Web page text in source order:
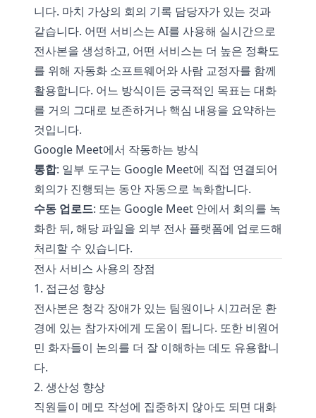
니다. 마치 가상의 회의 기록 담당자가 있는 것과
같습니다. 어떤 서비스는 AI를 사용해 실시간으로
전사본을 생성하고, 어떤 서비스는 더 높은 정확도
를 위해 자동화 소프트웨어와 사람 교정자를 함께
활용합니다. 어느 방식이든 궁극적인 목표는 대화
를 거의 그대로 보존하거나 핵심 내용을 요약하는
것입니다.
Google Meet에서 작동하는 방식
통합: 일부 도구는 Google Meet에 직접 연결되어
회의가 진행되는 동안 자동으로 녹화합니다.
수동 업로드: 또는 Google Meet 안에서 회의를 녹
화한 뒤, 해당 파일을 외부 전사 플랫폼에 업로드해
처리할 수 있습니다.
전사 서비스 사용의 장점
1. 접근성 향상
전사본은 청각 장애가 있는 팀원이나 시끄러운 환
경에 있는 참가자에게 도움이 됩니다. 또한 비원어
민 화자들이 논의를 더 잘 이해하는 데도 유용합니
다.
2. 생산성 향상
직원들이 메모 작성에 집중하지 않아도 되면 대화